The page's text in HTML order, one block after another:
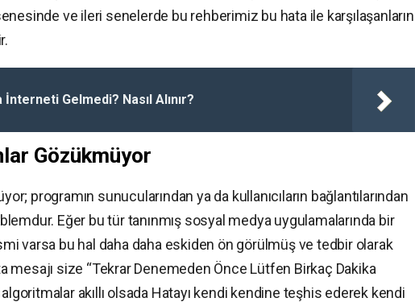
ve ileri senelerde bu rehberimiz bu hata ile karşılaşanların
Gelmedi? Nasıl Alınır?
Gözükmüyor
programın sunucularından ya da kullanıcıların bağlantılarından
Eğer bu tür tanınmış sosyal medya uygulamalarında bir
varsa bu hal daha daha eskiden ön görülmüş ve tedbir olarak
mesajı size “Tekrar Denemeden Önce Lütfen Birkaç Dakika
akıllı olsada Hatayı kendi kendine teşhis ederek kendi